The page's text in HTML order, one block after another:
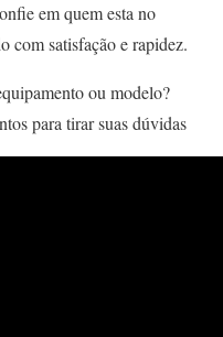
em quem esta no
com satisfação e rapidez.
ou modelo?
para tirar suas dúvidas